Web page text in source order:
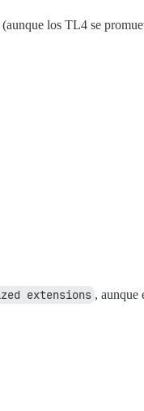
los TL4 se
extensions , aunque